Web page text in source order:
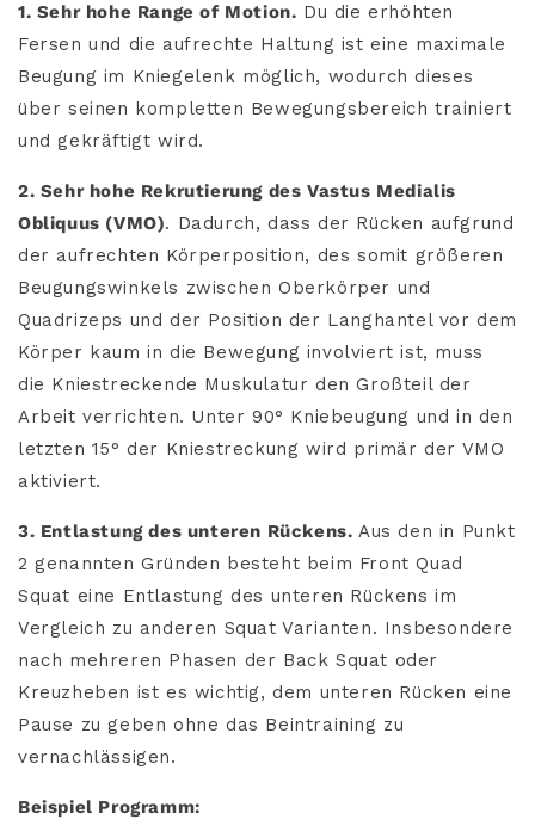
1. Sehr hohe Range of Motion. Du die erhöhten
Fersen und die aufrechte Haltung ist eine maximale
Beugung im Kniegelenk möglich, wodurch dieses
über seinen kompletten Bewegungsbereich trainiert
und gekräftigt wird.
2. Sehr hohe Rekrutierung des Vastus Medialis
Obliquus (VMO). Dadurch, dass der Rücken aufgrund
der aufrechten Körperposition, des somit größeren
Beugungswinkels zwischen Oberkörper und
Quadrizeps und der Position der Langhantel vor dem
Körper kaum in die Bewegung involviert ist, muss
die Kniestreckende Muskulatur den Großteil der
Arbeit verrichten. Unter 90° Kniebeugung und in den
letzten 15° der Kniestreckung wird primär der VMO
aktiviert.
3. Entlastung des unteren Rückens. Aus den in Punkt
2 genannten Gründen besteht beim Front Quad
Squat eine Entlastung des unteren Rückens im
Vergleich zu anderen Squat Varianten. Insbesondere
nach mehreren Phasen der Back Squat oder
Kreuzheben ist es wichtig, dem unteren Rücken eine
Pause zu geben ohne das Beintraining zu
vernachlässigen.
Beispiel Programm: